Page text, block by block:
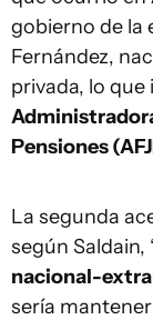
gobierno de la
Fernández,
privada, lo que
Pensiones
La segunda
según Saldain,
nacional-
sería